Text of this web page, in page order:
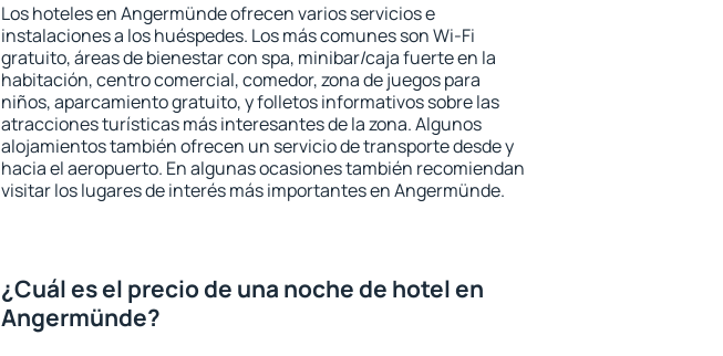
Los hoteles en Angermünde ofrecen varios servicios e
instalaciones a los huéspedes. Los más comunes son Wi-Fi
gratuito, áreas de bienestar con spa, minibar/caja fuerte en la
habitación, centro comercial, comedor, zona de juegos para
niños, aparcamiento gratuito, y folletos informativos sobre las
atracciones turísticas más interesantes de la zona. Algunos
alojamientos también ofrecen un servicio de transporte desde y
hacia el aeropuerto. En algunas ocasiones también recomiendan
visitar los lugares de interés más importantes en Angermünde.
¿Cuál es el precio de una noche de hotel en
Angermünde?